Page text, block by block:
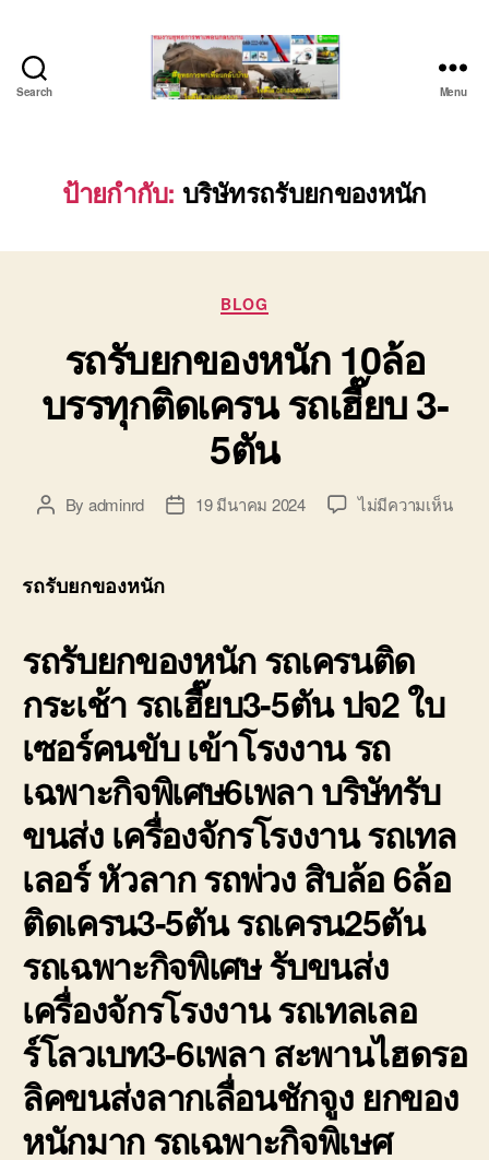
Search
เครื่องจักร
ระยอง
(บริษัท
พาณิชย์
บริการ
รถยก
รถ
รับจ้าง
ใน
เขต
บ่อ
วิน
Menu
ป้ายกำกับ: บริษัทรถรับยกของหนัก
Categories
BLOG
รถรับยกของหนัก 10ล้อ
บรรทุกติดเครน รถเฮี๊ยบ 3-
5ตัน
PostBy adminrd
Post19 มีนาคม 2024 ไม่มีความเห็นบน
รถรับยกของหนัก
รถรับยกของหนัก รถเครนติด
กระเช้า รถเฮี๊ยบ3-5ตัน ปจ2 ใบ
เซอร์คนขับ เข้าโรงงาน รถ
เฉพาะกิจพิเศษ6เพลา บริษัทรับ
ขนส่ง เครื่องจักรโรงงาน รถเทล
เลอร์ หัวลาก รถพ่วง สิบล้อ 6ล้อ
ติดเครน3-5ตัน รถเครน25ตัน
รถเฉพาะกิจพิเศษ รับขนส่ง
เครื่องจักรโรงงาน รถเทลเลอ
ร์โลวเบท3-6เพลา สะพานไฮดรอ
ลิคขนส่งลากเลื่อนชักจูง ยกของ
หนักมาก รถเฉพาะกิจพิเษศ